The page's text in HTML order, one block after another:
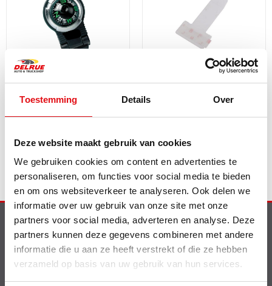
Toestemming Details Over
Deze website maakt gebruik van cookies
We gebruiken cookies om content en advertenties te
personaliseren, om functies voor social media te bieden
en om ons websiteverkeer te analyseren. Ook delen we
informatie over uw gebruik van onze site met onze
partners voor social media, adverteren en analyse. Deze
partners kunnen deze gegevens combineren met andere
informatie die u aan ze heeft verstrekt of die ze hebben
verzameld op basis van uw gebruik van hun services.
Kompas zwart/zilver
4,28 EURincl. btw
Tickethouder voor
3,75 EURincl. btw
Info
Nieuw op de website
Shell smeermiddelen